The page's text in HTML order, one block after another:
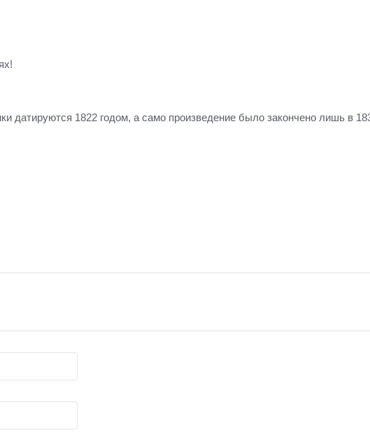
датируются 1822 годом, а само произведение было закончено лишь в